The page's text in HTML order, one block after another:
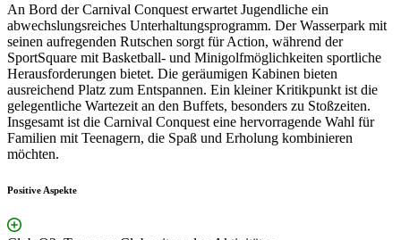
An Bord der Carnival Conquest erwartet Jugendliche ein
abwechslungsreiches Unterhaltungsprogramm. Der Wasserpark mit
seinen aufregenden Rutschen sorgt für Action, während der
SportSquare mit Basketball- und Minigolfmöglichkeiten sportliche
Herausforderungen bietet. Die geräumigen Kabinen bieten
ausreichend Platz zum Entspannen. Ein kleiner Kritikpunkt ist die
gelegentliche Wartezeit an den Buffets, besonders zu Stoßzeiten.
Insgesamt ist die Carnival Conquest eine hervorragende Wahl für
Familien mit Teenagern, die Spaß und Erholung kombinieren
möchten.
Positive Aspekte